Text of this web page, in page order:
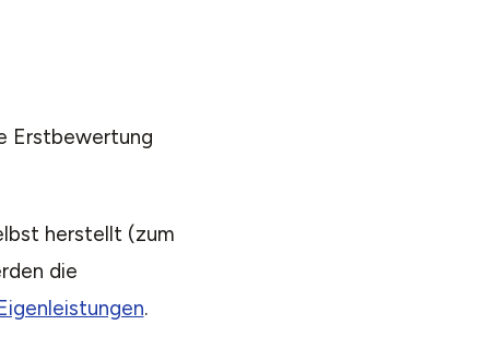
Erstbewertung
herstellt (zum
die
.